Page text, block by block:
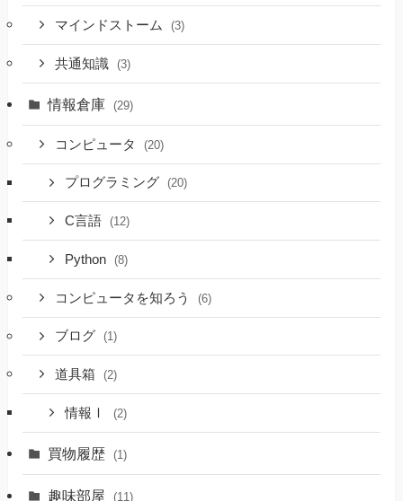
マインドストーム (3)
共通知識 (3)
情報倉庫 (29)
コンピュータ (20)
プログラミング (20)
C言語 (12)
Python (8)
コンピュータを知ろう (6)
ブログ (1)
道具箱 (2)
情報Ⅰ (2)
買物履歴 (1)
趣味部屋 (11)